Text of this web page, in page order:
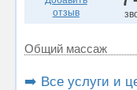
отзыв
Общий массаж
➡️ Все услуги и